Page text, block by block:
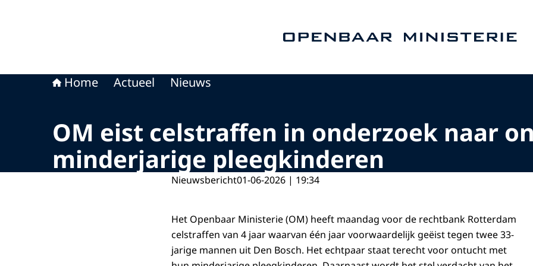
Home Actueel Nieuws
OM eist celstraffen in onderzoek naar
minderjarige pleegkinderen
Nieuwsbericht01-06-2026 | 19:34
Het Openbaar Ministerie (OM) heeft maandag voor de rechtbank Rotterdam
celstraffen van 4 jaar waarvan één jaar voorwaardelijk geëist tegen twee 33-
jarige mannen uit Den Bosch. Het echtpaar staat terecht voor ontucht met